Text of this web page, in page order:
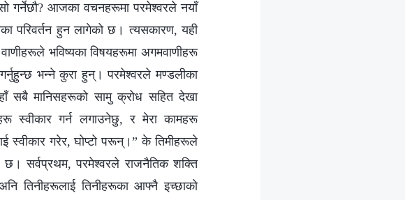
गर्नेछौ? आजका वचनहरूमा परमेश्‍वरले नयाँ
परिवर्तन हुन लागेको छ। त्यसकारण, यही
भविष्यका विषयहरूमा अगमवाणीहरू
भन्‍ने कुरा हुन्। परमेश्‍वरले मण्डलीका
सबै मानिसहरूको सामु क्रोध सहित देखा
स्वीकार गर्न लगाउनेछु, र मेरा कामहरू
स्वीकार गरेर, घोप्टो परून्।” के तिमीहरूले
छ। सर्वप्रथम, परमेश्‍वरले राजनैतिक शक्ति
तिनीहरूलाई तिनीहरूका आफ्नै इच्छाको